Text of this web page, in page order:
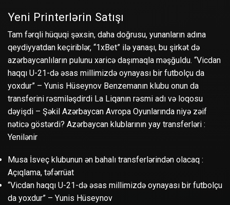
Yeni Printerlərin Satışı
Tam fərqli hüquqi şəxsin, daha doğrusu, yunanların adına
qeydiyyatdan keçiriblər, “1xBet” ilə yanaşı, bu şirkət də
azərbaycanlıların pulunu xaricə daşımaqla məşğuldu. “Vicdan
haqqı U-21-də əsas millimizdə oynayası bir futbolçu da
yoxdur” – Yunis Hüseynov Benzemanın klubu onun da
transferini rəsmiləşdirdi La Liqanın rəsmi adı və loqosu
dəyişdi – Şəkil Azərbaycan Avropa Oyunlarında niyə zəif
nəticə göstərdi? Azərbaycan klublarının yay transferləri :
Yenilənir
Musa İsveç klubunun ən bahalı transferlərindən olacaq :
Açıqlama, təfərrüat
“Vicdan haqqı U-21-də əsas millimizdə oynayası bir futbolçu
da yoxdur” – Yunis Hüseynov